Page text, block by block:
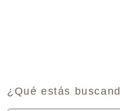
¿Qué estás